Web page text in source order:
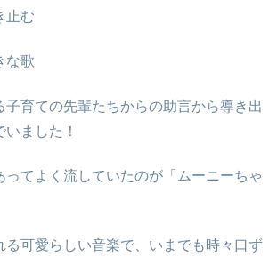
止む
な歌
子育ての先輩たちからの助言から導き出
ました！
ってよく流していたのが「ムーニーちゃ
る可愛らしい音楽で、いまでも時々口ず